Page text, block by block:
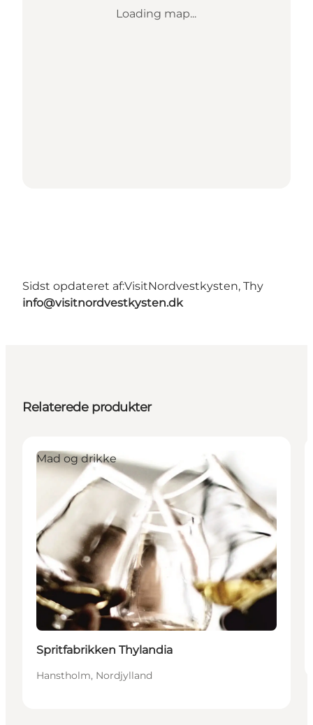
Loading map...
Sidst opdateret af:VisitNordvestkysten, Thy
info@visitnordvestkysten.dk
Relaterede produkter
Mad og drikke
Spritfabrikken Thylandia
Hanstholm, Nordjylland